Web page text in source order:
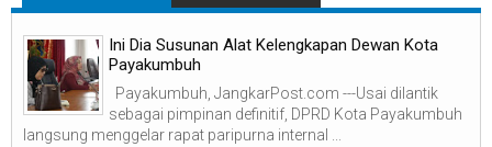
Ini Dia Susunan Alat Kelengkapan Dewan Kota
Payakumbuh
Payakumbuh, JangkarPost.com ---Usai dilantik
sebagai pimpinan definitif, DPRD Kota Payakumbuh
langsung menggelar rapat paripurna internal ...